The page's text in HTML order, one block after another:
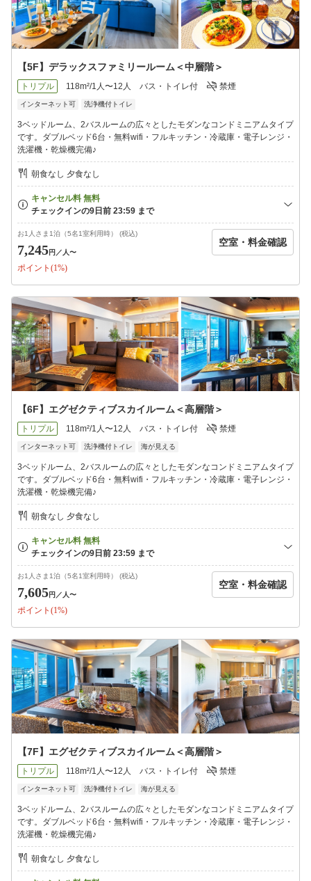
【5F】デラックスファミリールーム＜中層階＞
トリプル 118m²/1人〜12人 バス・トイレ付 禁煙
インターネット可 洗浄機付トイレ
3ベッドルーム、2バスルームの広々としたモダンなコンドミニアムタイプ
です。ダブルベッド6台・無料wifi・フルキッチン・冷蔵庫・電子レンジ・
洗濯機・乾燥機完備♪
朝食なし 夕食なし
お1人さま1泊（5名1室利用時） (税込)
7,245円 ／人〜
ポイント(1%)
空室・料金確認
【6F】エグゼクティブスカイルーム＜高層階＞
トリプル 118m²/1人〜12人 バス・トイレ付 禁煙
インターネット可 洗浄機付トイレ 海が見える
3ベッドルーム、2バスルームの広々としたモダンなコンドミニアムタイプ
です。ダブルベッド6台・無料wifi・フルキッチン・冷蔵庫・電子レンジ・
洗濯機・乾燥機完備♪
朝食なし 夕食なし
お1人さま1泊（5名1室利用時） (税込)
7,605円 ／人〜
ポイント(1%)
空室・料金確認
【7F】エグゼクティブスカイルーム＜高層階＞
トリプル 118m²/1人〜12人 バス・トイレ付 禁煙
インターネット可 洗浄機付トイレ 海が見える
3ベッドルーム、2バスルームの広々としたモダンなコンドミニアムタイプ
です。ダブルベッド6台・無料wifi・フルキッチン・冷蔵庫・電子レンジ・
洗濯機・乾燥機完備♪
朝食なし 夕食なし